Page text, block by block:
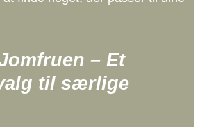
– Et
til særlige